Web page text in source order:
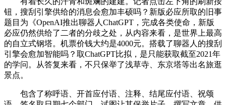
钮，搜刮引擎供给的消息会愈加丰硕吗？新版必应所取的旧事
题目为《OpenAI推出聊器人ChatGPT，完成各类使命，新版
必应仍然供给了二者的分歧之处，从内容来看，是世界上最高
的自立式钢塔。机票价钱大约是4000元。搭载了聊器人的搜刮
引擎会愈加智能吗？取ChatGPT比拟，是只能获取截至2021年
的学问。从答复来看，不只保举了浅草寺、东京塔等出名旅逛
景点。
包含了称呼语、开首应付语、注释、结尾应付语、祝颂